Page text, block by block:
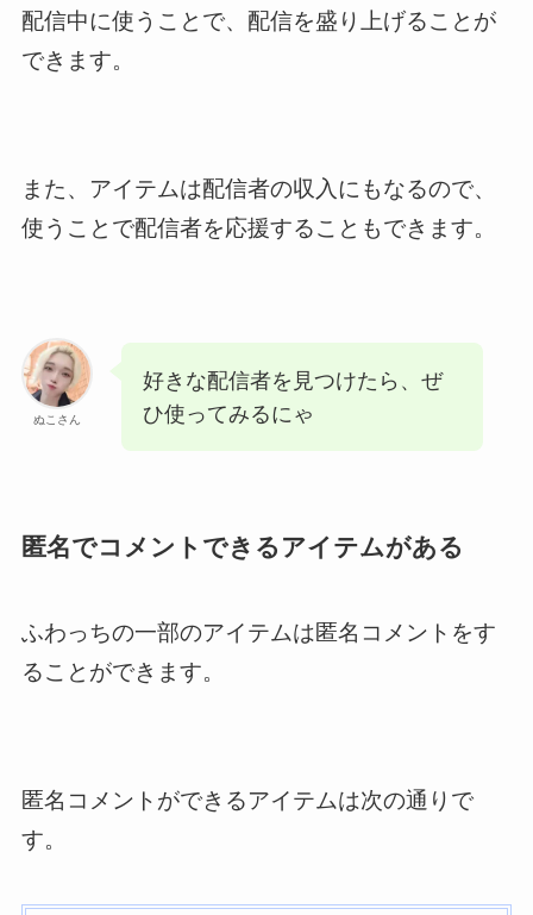
配信中に使うことで、配信を盛り上げることが
できます。
また、アイテムは配信者の収入にもなるので、
使うことで配信者を応援することもできます。
ぬこさん
好きな配信者を見つけたら、ぜ
ひ使ってみるにゃ
匿名でコメントできるアイテムがある
ふわっちの一部のアイテムは匿名コメントをす
ることができます。
匿名コメントができるアイテムは次の通りで
す。